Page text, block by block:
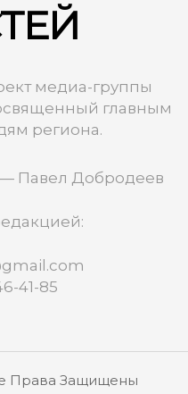
медиа-группы
главным
региона.
— Павел Добродеев
41-85
Права Защищены